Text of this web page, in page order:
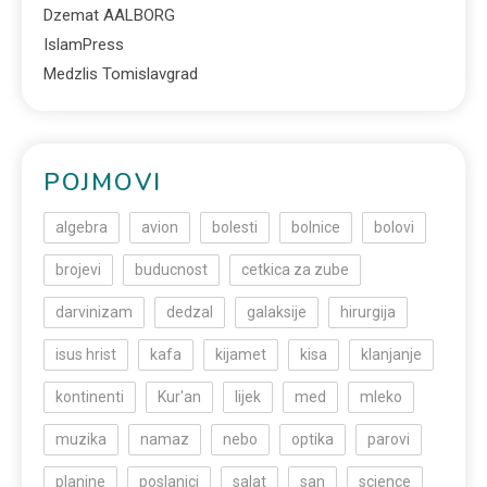
Dzemat AALBORG
IslamPress
Medzlis Tomislavgrad
POJMOVI
algebra avion bolesti bolnice bolovi
brojevi buducnost cetkica za zube
darvinizam dedzal galaksije hirurgija
isus hrist kafa kijamet kisa klanjanje
kontinenti Kur'an lijek med mleko
muzika namaz nebo optika parovi
planine poslanici salat san science